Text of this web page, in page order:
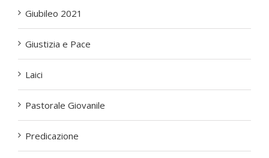
Giubileo 2021
Giustizia e Pace
Laici
Pastorale Giovanile
Predicazione